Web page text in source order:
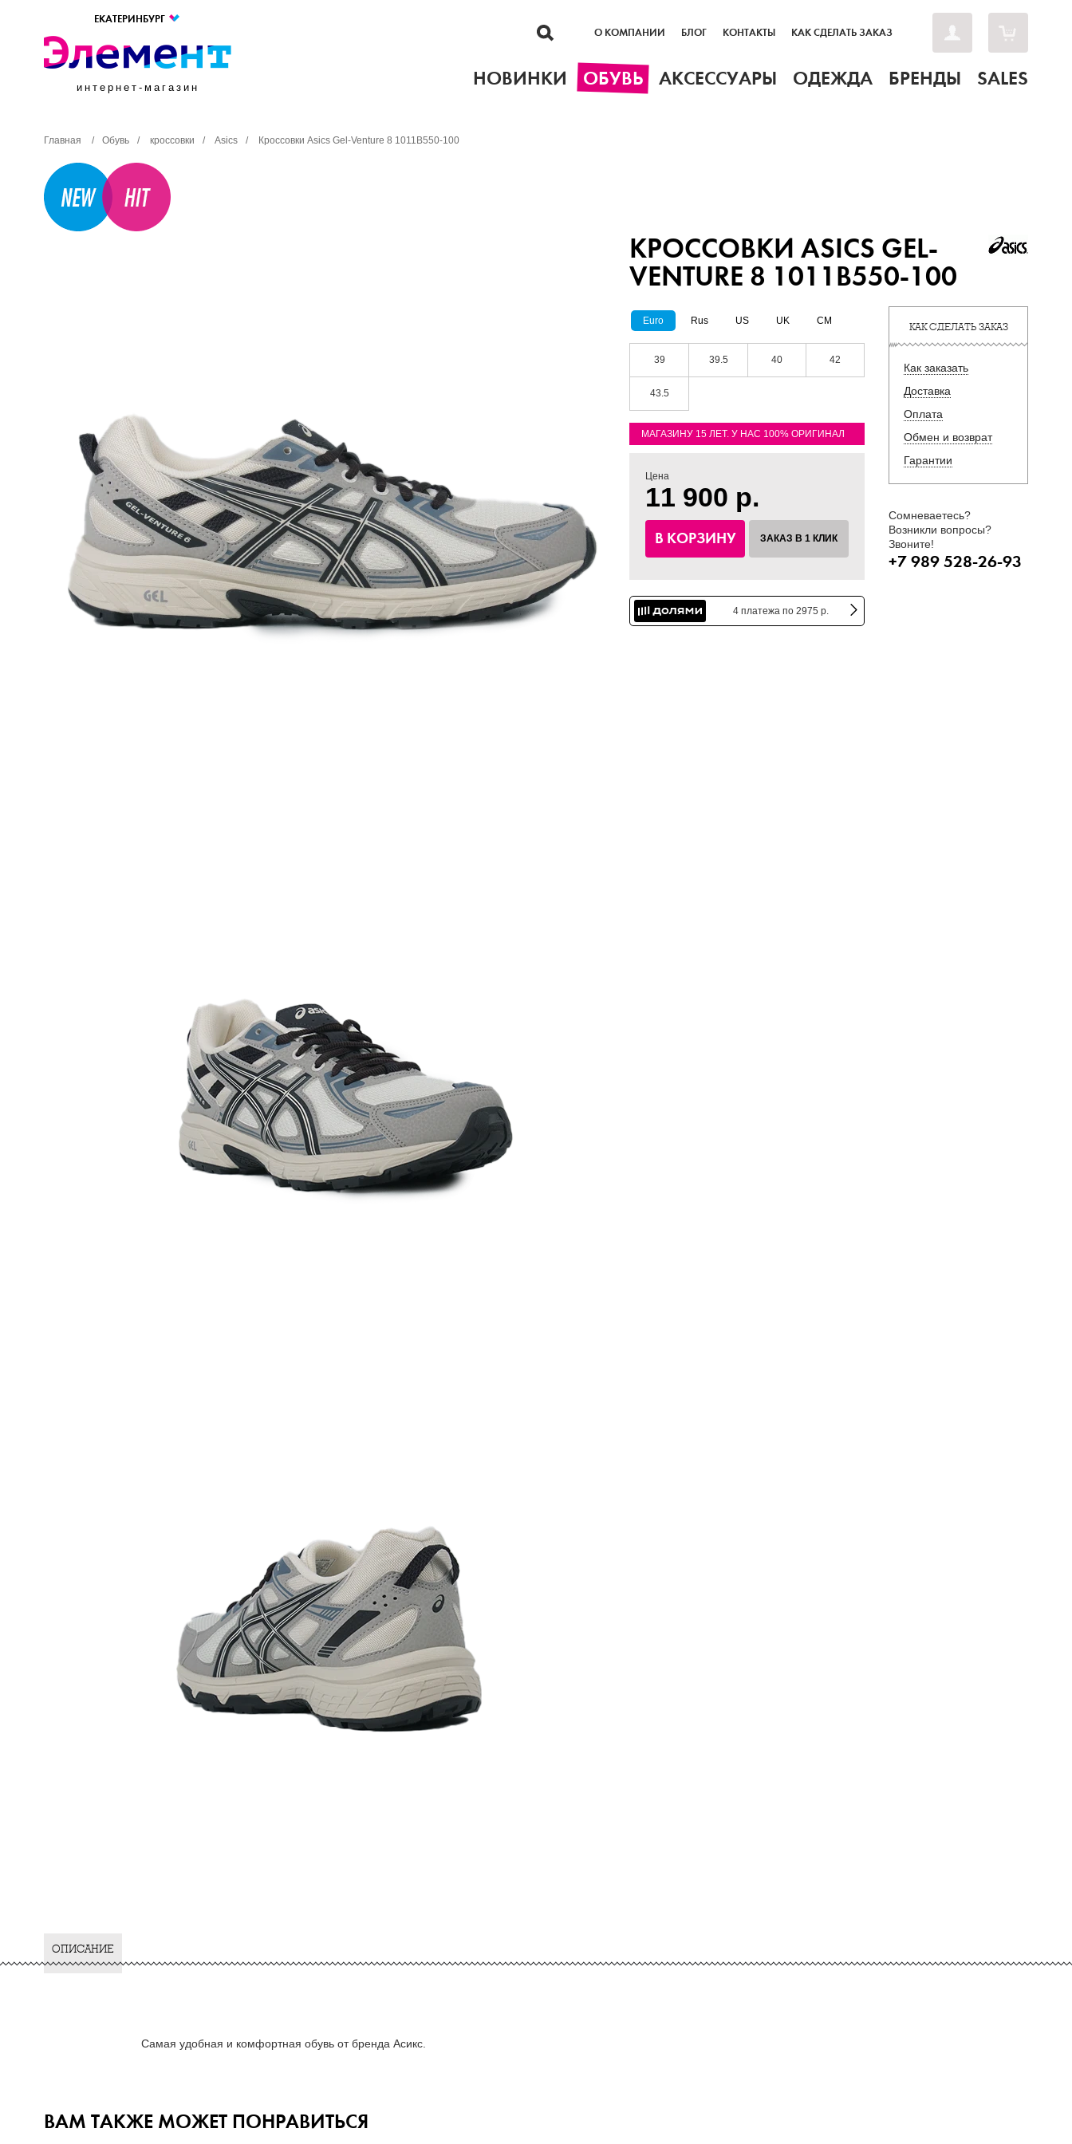
ЕКАТЕРИНБУРГ
интернет-магазин
О КОМПАНИИ БЛОГ КОНТАКТЫ КАК СДЕЛАТЬ ЗАКАЗ
НОВИНКИ ОБУВЬ АКСЕССУАРЫ ОДЕЖДА БРЕНДЫ SALES
Главная / Обувь / кроссовки / Asics / Кроссовки Asics Gel-Venture 8 1011B550-100
КРОССОВКИ ASICS GEL-
VENTURE 8 1011B550-100
Euro Rus US UK CM
39 39.5 40 42
43.5
МАГАЗИНУ 15 ЛЕТ. У НАС 100% ОРИГИНАЛ
Цена
11 900 р.
В КОРЗИНУ ЗАКАЗ В 1 КЛИК
4 платежа по 2975 р.
КАК СДЕЛАТЬ ЗАКАЗ
Как заказать
Доставка
Оплата
Обмен и возврат
Гарантии
Сомневаетесь?
Возникли вопросы?
Звоните!
+7 989 528-26-93
ОПИСАНИЕ
Самая удобная и комфортная обувь от бренда Асикс.
ВАМ ТАКЖЕ МОЖЕТ ПОНРАВИТЬСЯ